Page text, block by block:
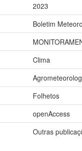
2023
Boletim
Clima
Folhetos
openAccess
Outras